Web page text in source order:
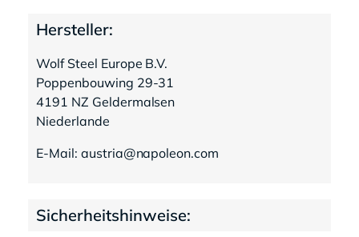
Hersteller:
Wolf Steel Europe B.V.
Poppenbouwing 29-31
4191 NZ Geldermalsen
Niederlande
E-Mail: austria@napoleon.com
Sicherheitshinweise: